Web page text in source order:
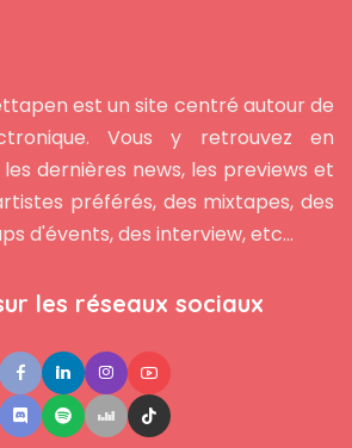
est un site centré autour de
Vous y retrouvez en
dernières news, les previews et
préférés, des mixtapes, des
d'évents, des interview, etc...
les réseaux sociaux